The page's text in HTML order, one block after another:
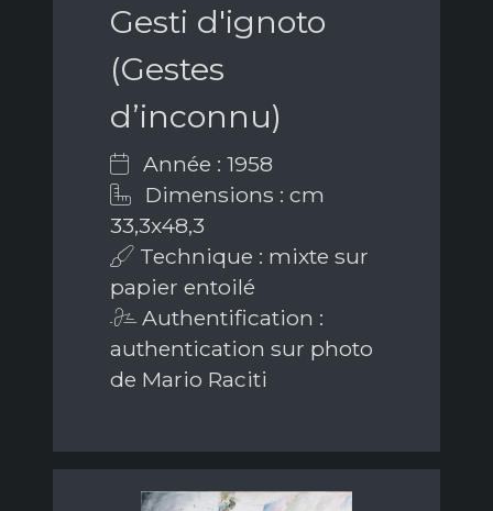
Gesti d'ignoto
(Gestes
d’inconnu)
Année : 1958
Dimensions : cm
33,3x48,3
Technique : mixte sur
papier entoilé
Authentification :
authentication sur photo
de Mario Raciti